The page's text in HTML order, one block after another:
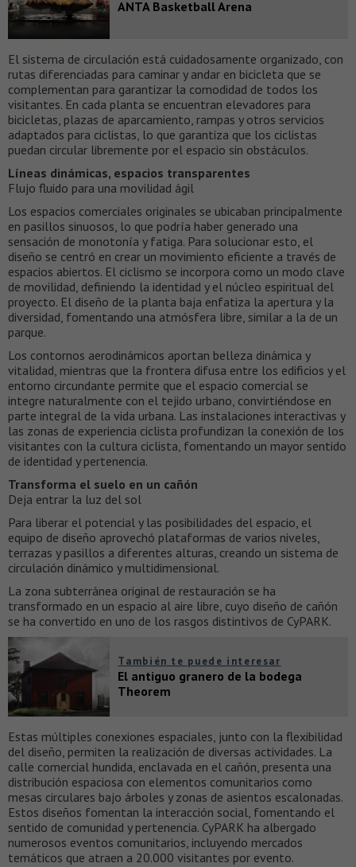
ANTA Basketball Arena
El sistema de circulación está cuidadosamente organizado, con
rutas diferenciadas para caminar y andar en bicicleta que se
complementan para garantizar la comodidad de todos los
visitantes. En cada planta se encuentran elevadores para
bicicletas, plazas de aparcamiento, rampas y otros servicios
adaptados para ciclistas, lo que garantiza que los ciclistas
puedan circular libremente por el espacio sin obstáculos.
Líneas dinámicas, espacios transparentes
Flujo fluido para una movilidad ágil
Los espacios comerciales originales se ubicaban principalmente
en pasillos sinuosos, lo que podría haber generado una
sensación de monotonía y fatiga. Para solucionar esto, el
diseño se centró en crear un movimiento eficiente a través de
espacios abiertos. El ciclismo se incorpora como un modo clave
de movilidad, definiendo la identidad y el núcleo espiritual del
proyecto. El diseño de la planta baja enfatiza la apertura y la
diversidad, fomentando una atmósfera libre, similar a la de un
parque.
Los contornos aerodinámicos aportan belleza dinámica y
vitalidad, mientras que la frontera difusa entre los edificios y el
entorno circundante permite que el espacio comercial se
integre naturalmente con el tejido urbano, convirtiéndose en
parte integral de la vida urbana. Las instalaciones interactivas y
las zonas de experiencia ciclista profundizan la conexión de los
visitantes con la cultura ciclista, fomentando un mayor sentido
de identidad y pertenencia.
Transforma el suelo en un cañón
Deja entrar la luz del sol
Para liberar el potencial y las posibilidades del espacio, el
equipo de diseño aprovechó plataformas de varios niveles,
terrazas y pasillos a diferentes alturas, creando un sistema de
circulación dinámico y multidimensional.
La zona subterránea original de restauración se ha
transformado en un espacio al aire libre, cuyo diseño de cañón
se ha convertido en uno de los rasgos distintivos de CyPARK.
También te puede interesar
El antiguo granero de la bodega
Theorem
Estas múltiples conexiones espaciales, junto con la flexibilidad
del diseño, permiten la realización de diversas actividades. La
calle comercial hundida, enclavada en el cañón, presenta una
distribución espaciosa con elementos comunitarios como
mesas circulares bajo árboles y zonas de asientos escalonadas.
Estos diseños fomentan la interacción social, fomentando el
sentido de comunidad y pertenencia. CyPARK ha albergado
numerosos eventos comunitarios, incluyendo mercados
temáticos que atraen a 20.000 visitantes por evento.